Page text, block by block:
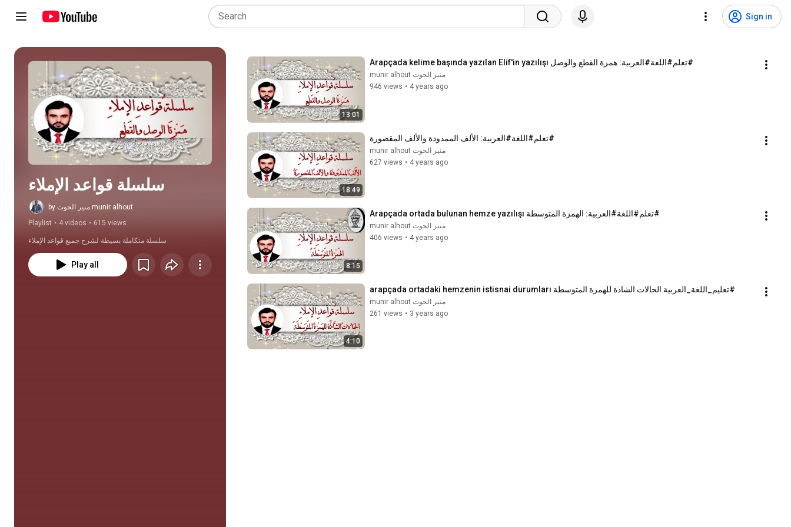
Sign in
Play all
سلسلة قواعد الإملاء
by منير الحوت munir alhout
Playlist • 4 videos • 615 views
سلسلة متكاملة بسيطة لشرح جميع قواعد الإملاء
Play all
13:01
#تعلم#اللغة#العربية: همزة القطع والوصل Arapçada kelime başında yazılan Elif'in yazılışı
منير الحوت munir alhout
946 views • 4 years ago
18:49
#تعلم#اللغة#العربية: الألف الممدودة والألف المقصورة
منير الحوت munir alhout
627 views • 4 years ago
8:15
#تعلم#اللغة#العربية: الهمزة المتوسطة Arapçada ortada bulunan hemze yazılışı
منير الحوت munir alhout
406 views • 4 years ago
4:10
#تعليم_اللغة_العربية الحالات الشاذة للهمزة المتوسطة arapçada ortadaki hemzenin istisnai durumları
منير الحوت munir alhout
261 views • 3 years ago